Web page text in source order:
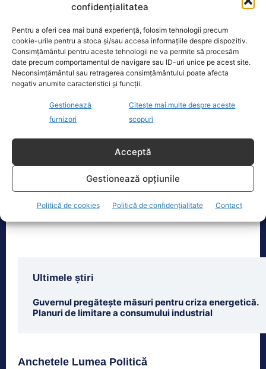
confidențialitatea
Pentru a oferi cea mai bună experiență, folosim tehnologii precum
cookie-urile pentru a stoca și/sau accesa informațiile despre dispozitiv.
Consimțământul pentru aceste tehnologii ne va permite să procesăm
date precum comportamentul de navigare sau ID-uri unice pe acest site.
Neconsimțământul sau retragerea consimțământului poate afecta
negativ anumite caracteristici și funcții.
Gestionează
furnizori
Citește mai multe despre aceste
scopuri
Acceptă
Gestionează opțiunile
Politică de cookies Politică de confidențialitate Contact
Ilie Bolojan a transmis astăzi că va da
undă verde Transelectrica să taie
curentul companiilor, în contextul
actualei crize energetice[...]
Oficiul de Știri
cucerit un titlu mondial la box
atenției după
Ultimele știri
Guvernul pregătește măsuri pentru criza energetică.
Planuri de limitare a consumului industrial
Anchetele Lumea Politică